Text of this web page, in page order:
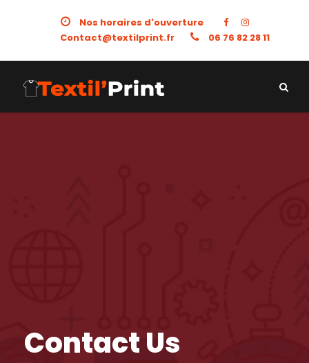
Nos horaires d'ouverture
Contact@textilprint.fr
06 76 82 28 11
Contact Us